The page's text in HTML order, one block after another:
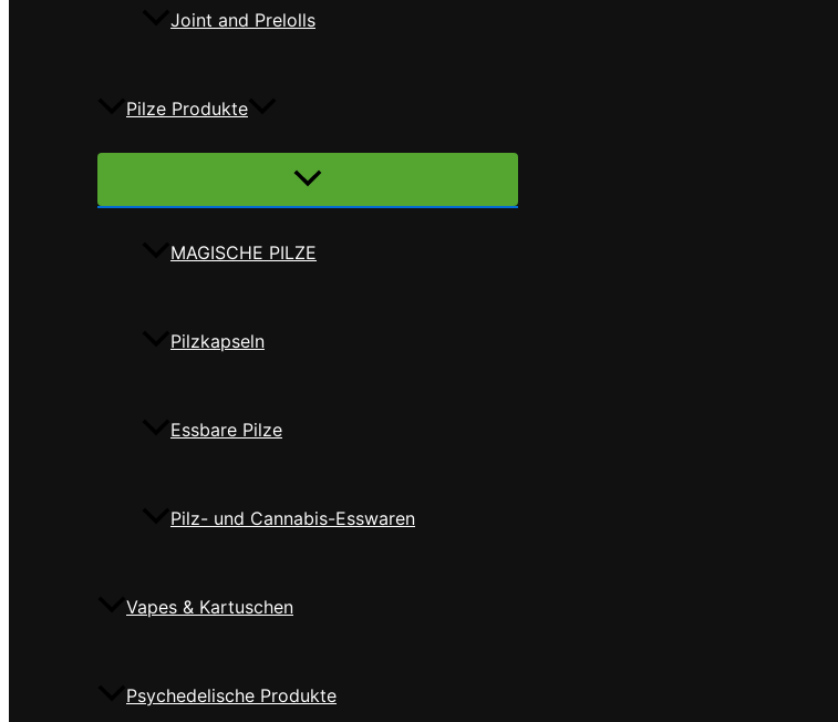
Joint and Prelolls
Pilze Produkte
Menü
MAGISCHE PILZE
Pilzkapseln
Essbare Pilze
Pilz- und Cannabis-Esswaren
Vapes & Kartuschen
Psychedelische Produkte